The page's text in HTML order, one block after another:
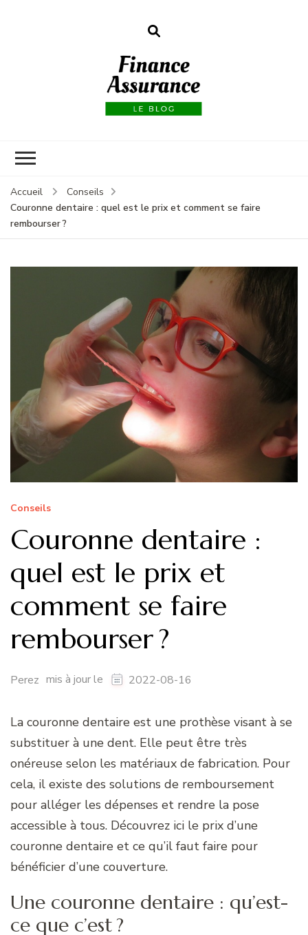
Accueil
Conseils
Couronne dentaire : quel est le prix et comment se faire
rembourser ?
Conseils
Couronne dentaire :
quel est le prix et
comment se faire
rembourser ?
Perez mis à jour le 2022-08-16
La couronne dentaire est une prothèse visant à se
substituer à une dent. Elle peut être très
onéreuse selon les matériaux de fabrication. Pour
cela, il existe des solutions de remboursement
pour alléger les dépenses et rendre la pose
accessible à tous. Découvrez ici le prix d’une
couronne dentaire et ce qu’il faut faire pour
bénéficier d’une couverture.
Une couronne dentaire : qu’est-
ce que c’est ?